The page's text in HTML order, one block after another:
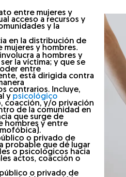
entre mujeres y
acceso a recursos y
y la
en la distribución de
y hombres.
a hombres y
la víctima; y que se
entre
está dirigida contra
contrarios. Incluye,
y psicológico
coacción, y/o privación
de la comunidad en
que surge de
hombres y entre
o privado de
probable que dé lugar
o psicológicos hacia
actos, coacción o
o privado de